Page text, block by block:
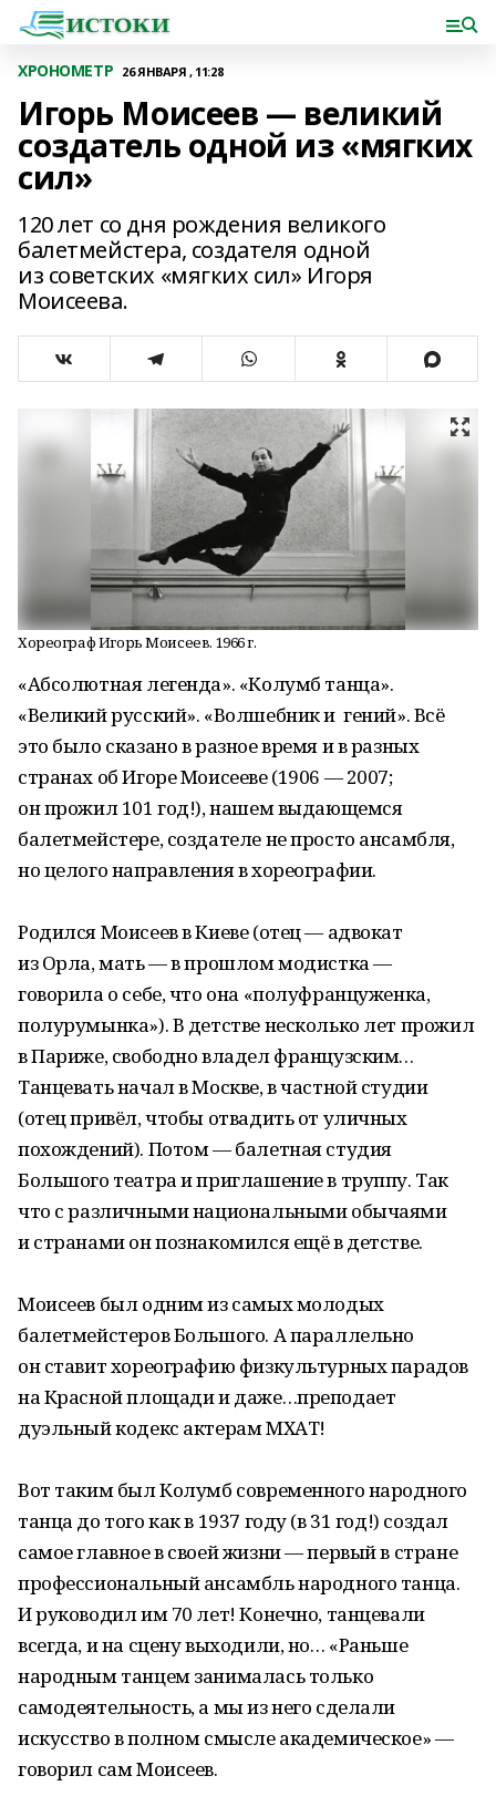
ХРОНОМЕТР 26 ЯНВАРЯ , 11:28
Игорь Моисеев — великий
создатель одной из «мягких
сил»
120 лет со дня рождения великого
балетмейстера, создателя одной
из советских «мягких сил» Игоря
Моисеева.
Хореограф Игорь Моисеев. 1966 г.
«Абсолютная легенда». «Колумб танца».
«Великий русский». «Волшебник и гений». Всё
это было сказано в разное время и в разных
странах об Игоре Моисееве (1906 — 2007;
он прожил 101 год!), нашем выдающемся
балетмейстере, создателе не просто ансамбля,
но целого направления в хореографии.
Родился Моисеев в Киеве (отец — адвокат
из Орла, мать — в прошлом модистка —
говорила о себе, что она «полуфранцуженка,
полурумынка»). В детстве несколько лет прожил
в Париже, свободно владел французским…
Танцевать начал в Москве, в частной студии
(отец привёл, чтобы отвадить от уличных
похождений). Потом — балетная студия
Большого театра и приглашение в труппу. Так
что с различными национальными обычаями
и странами он познакомился ещё в детстве.
Моисеев был одним из самых молодых
балетмейстеров Большого. А параллельно
он ставит хореографию физкультурных парадов
на Красной площади и даже…преподает
дуэльный кодекс актерам МХАТ!
Вот таким был Колумб современного народного
танца до того как в 1937 году (в 31 год!) создал
самое главное в своей жизни — первый в стране
профессиональный ансамбль народного танца.
И руководил им 70 лет! Конечно, танцевали
всегда, и на сцену выходили, но… «Раньше
народным танцем занималась только
самодеятельность, а мы из него сделали
искусство в полном смысле академическое» —
говорил сам Моисеев.